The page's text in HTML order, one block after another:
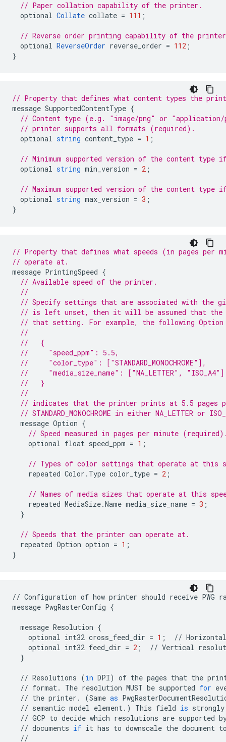
// Paper collation capability of the printer.
optional Collate collate = 111 ;
// Reverse order printing capability of the
optional ReverseOrder reverse_order = 112 ;
}
// Property that defines what content types the
message SupportedContentType {
// Content type (e.g. "image/png" or
// printer supports all formats (required).
optional string content_type = 1 ;
// Minimum supported version of the content
optional string min_version = 2 ;
// Maximum supported version of the content
optional string max_version = 3 ;
}
// Property that defines what speeds (in pages per
// operate at.
message PrintingSpeed {
// Available speed of the printer.
//
// Specify settings that are associated with the
// is left unset, then it will be assumed that the
// that setting. For example, the following Option
//
//   {
//     "speed_ppm": 5.5,
//     "color_type": ["STANDARD_MONOCHROME"],
//     "media_size_name": ["NA_LETTER", "ISO_A4"]
//   }
//
// indicates that the printer prints at 5.5 pages
// STANDARD_MONOCHROME in either NA_LETTER or
message Option {
// Speed measured in pages per minute
optional float speed_ppm = 1 ;
// Types of color settings that operate at this
repeated Color . Type color_type = 2 ;
// Names of media sizes that operate at this
repeated MediaSize.Name media_size_name = 3 ;
}
// Speeds that the printer can operate at.
repeated Option option = 1 ;
}
// Configuration of how printer should receive PWG
message PwgRasterConfig {
message Resolution {
optional int32 cross_feed_dir = 1 ; // Horizontal
optional int32 feed_dir = 2 ; // Vertical
}
// Resolutions (in DPI) of the pages that the
// format. The resolution MUST be supported for
// the printer . (Same as
// semantic model element. ) This field is strongly
// GCP to decide which resolutions are supported
// documents if it has to downscale the document
//